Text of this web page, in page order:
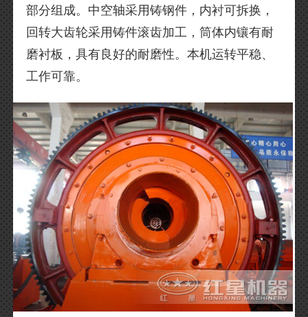
部分组成。中空轴采用铸钢件，内衬可拆换，
回转大齿轮采用铸件滚齿加工，筒体内镶有耐
磨衬板，具有良好的耐磨性。本机运转平稳、
工作可靠。